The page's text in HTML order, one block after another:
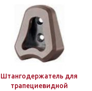
Штангодержатель для
трапециевидной